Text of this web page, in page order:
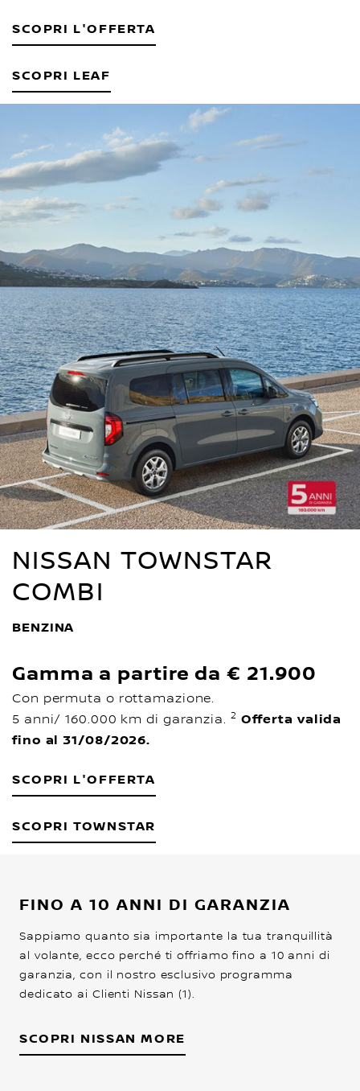
SCOPRI L'OFFERTA
SCOPRI LEAF
NISSAN TOWNSTAR
COMBI
BENZINA
Gamma a partire da € 21.900
Con permuta o rottamazione.
5 anni/ 160.000 km di garanzia. 2 Offerta valida
fino al 31/08/2026.
SCOPRI L'OFFERTA
SCOPRI TOWNSTAR
FINO A 10 ANNI DI GARANZIA
Sappiamo quanto sia importante la tua tranquillità
al volante, ecco perché ti offriamo fino a 10 anni di
garanzia, con il nostro esclusivo programma
dedicato ai Clienti Nissan (1).
SCOPRI NISSAN MORE